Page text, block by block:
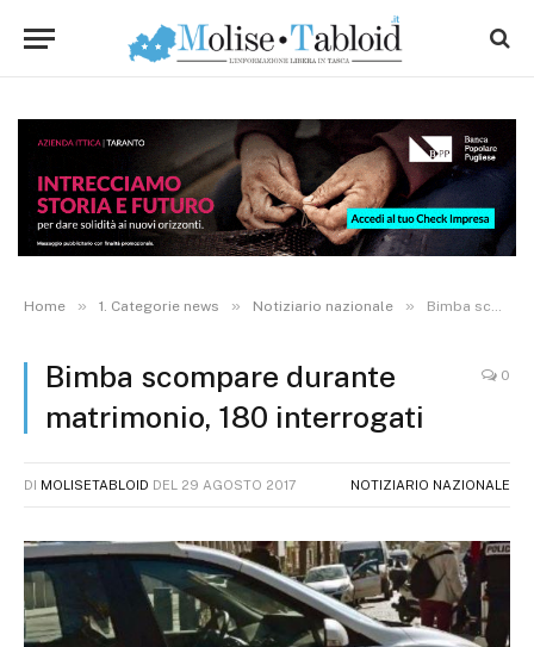
Home » 1. Categorie news » Notiziario nazionale » Bimba scompare durante matrimonio, 180 interrogati
Bimba scompare durante
matrimonio, 180 interrogati
0
DI MOLISETABLOID DEL 29 AGOSTO 2017 NOTIZIARIO NAZIONALE